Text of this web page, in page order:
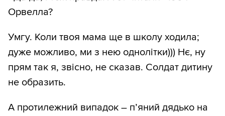
Орвелла?
Умгу. Коли твоя мама ще в школу ходила;
дуже можливо, ми з нею однолітки))) Нє, ну
прям так я, звісно, не сказав. Солдат дитину
не образить.
А протилежний випадок – п’яний дядько на